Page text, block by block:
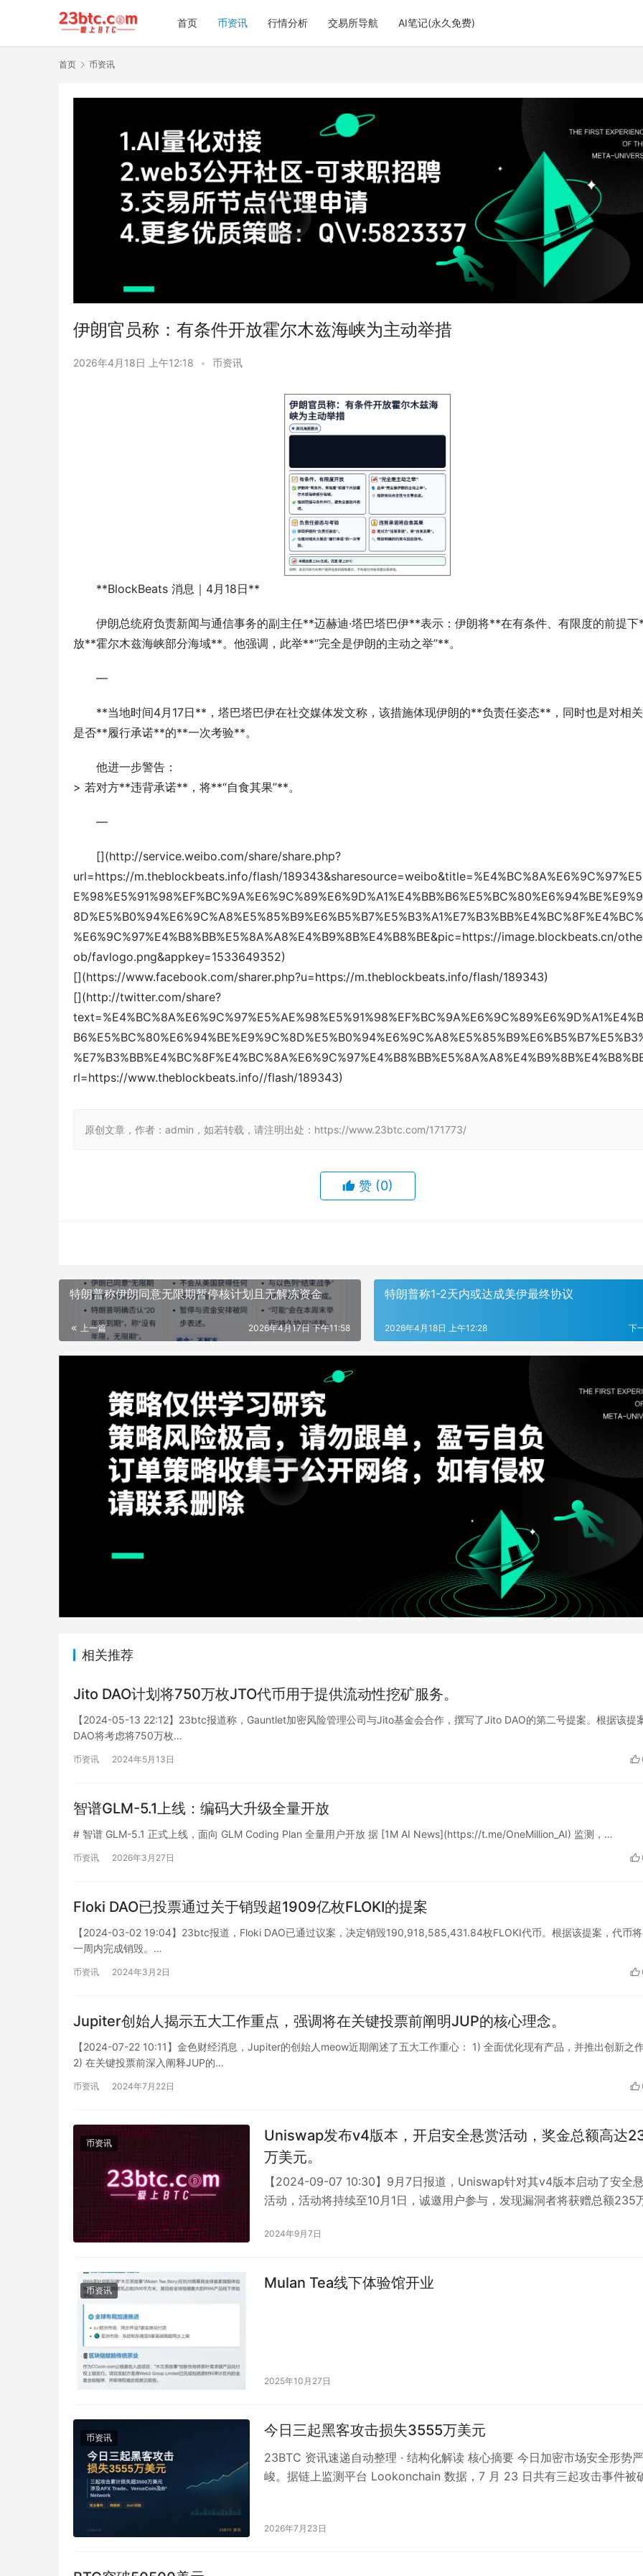
首页 币资讯 行情分析 交易所导航 AI笔记(永久免费)
首页 币资讯
伊朗官员称：有条件开放霍尔木兹海峡为主动举措
2026年4月18日 上午12:18 • 币资讯
**BlockBeats 消息｜4月18日**
伊朗总统府负责新闻与通信事务的副主任**迈赫迪·塔巴塔巴伊**表示：伊朗将**在有条件、有限度的前提
放**霍尔木兹海峡部分海域**。他强调，此举**“完全是伊朗的主动之举”**。
—
**当地时间4月17日**，塔巴塔巴伊在社交媒体发文称，该措施体现伊朗的**负责任姿态**，同时也是对相
是否**履行承诺**的**一次考验**。
他进一步警告：
> 若对方**违背承诺**，将**“自食其果”**。
—
[](http://service.weibo.com/share/share.php?
url=https://m.theblockbeats.info/flash/
%E6%9C%97%E4%B8%BB%E5%8A%A8%E4%B9%8B%E4%B8%BE&pic=https://image.blockbeats.cn/
ob/favlogo.png&appkey=1533649352)
[](https://www.facebook.com/sharer.php?u=https://m.theblockbeats.info/flash/189343)
[](http://twitter.com/share?
rl=https://www.theblockbeats.info//flash/189343)
原创文章，作者：admin，如若转载，请注明出处：https://www.23btc.com/171773/
赞 (0)
特朗普称伊朗同意无限期暂停核计划且无解冻资金
上一篇 2026年4月17日 下午11:58
特朗普称1-2天内或达成美伊最终协议
下
2026年4月18日 上午12:28
相关推荐
Jito DAO计划将750万枚JTO代币用于提供流动性挖矿服务。
【2024-05-13 22:12】23btc报道称，Gauntlet加密风险管理公司与Jito基金会合作，撰写了Jito DAO的第二号提案。根据该提
DAO将考虑将750万枚…
币资讯 2024年5月13日
智谱GLM-5.1上线：编码大升级全量开放
# 智谱 GLM-5.1 正式上线，面向 GLM Coding Plan 全量用户开放 据 [1M AI News](https://t.me/OneMillion_AI) 监测，…
币资讯 2026年3月27日
Floki DAO已投票通过关于销毁超1909亿枚FLOKI的提案
【2024-03-02 19:04】23btc报道，Floki DAO已通过议案，决定销毁190,918,585,431.84枚FLOKI代币。根据该提案，代币
一周内完成销毁。…
币资讯 2024年3月2日
Jupiter创始人揭示五大工作重点，强调将在关键投票前阐明JUP的核心理念。
【2024-07-22 10:11】金色财经消息，Jupiter的创始人meow近期阐述了五大工作重心： 1) 全面优化现有产品，并推出创新之
2) 在关键投票前深入阐释JUP的…
币资讯 2024年7月22日
币资讯
Uniswap发布v4版本，开启安全悬赏活动，奖金总额高达
万美元。
【2024-09-07 10:30】9月7日报道，Uniswap针对其v4版本启动了安全
活动，活动将持续至10月1日，诚邀用户参与，发现漏洞者将获赠总额235
2024年9月7日
币资讯 Mulan Tea线下体验馆开业
2025年10月27日
币资讯 今日三起黑客攻击损失3555万美元
23BTC 资讯速递自动整理 · 结构化解读 核心摘要 今日加密市场安全形势严
峻。据链上监测平台 Lookonchain 数据，7 月 23 日共有三起攻击事件被
2026年7月23日